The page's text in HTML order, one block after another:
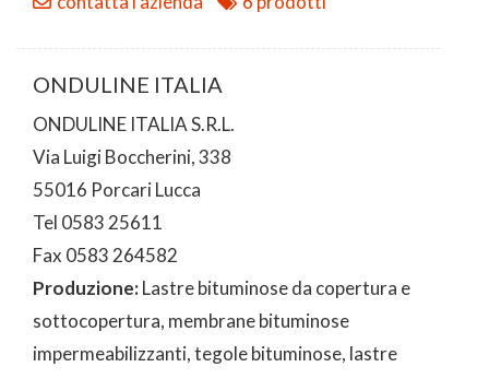
ONDULINE ITALIA
ONDULINE ITALIA S.R.L.
Via Luigi Boccherini, 338
55016 Porcari Lucca
Tel 0583 25611
Fax 0583 264582
Produzione:Lastre bituminose da copertura e
sottocopertura, membrane bituminose
impermeabilizzanti, tegole bituminose, lastre